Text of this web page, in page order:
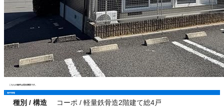
こちらの物件は現在満室です。
物件情報
種別 / 構造 コーポ / 軽量鉄骨造2階建て総4戸